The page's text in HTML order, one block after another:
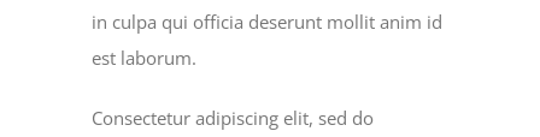
in culpa qui officia deserunt mollit anim id
est laborum.
Consectetur adipiscing elit, sed do